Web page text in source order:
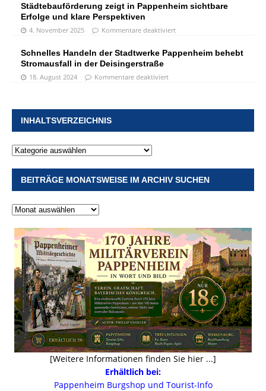
Städtebauförderung zeigt in Pappenheim sichtbare
Erfolge und klare Perspektiven
4. November 2025 Kommentare deaktiviert
Schnelles Handeln der Stadtwerke Pappenheim behebt
Stromausfall in der Deisingerstraße
18. August 2024 Kommentare deaktiviert
INHALTSVERZEICHNIS
BEITRÄGE MONATSWEISE IM ARCHIV SUCHEN
[Weitere Informationen finden Sie hier ...]
Erhältlich bei:
Pappenheim Burgshop und Tourist-Info